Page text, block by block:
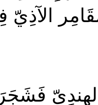
الآذِيّ
الهِندِيّ